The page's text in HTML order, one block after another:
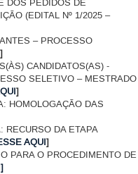
DOS PEDIDOS DE
(EDITAL Nº 1/2025 –
– PROCESSO
]
CANDIDATOS(AS) -
SELETIVO – MESTRADO
]
HOMOLOGAÇÃO DAS
RECURSO DA ETAPA
AQUI]
PARA O PROCEDIMENTO DE